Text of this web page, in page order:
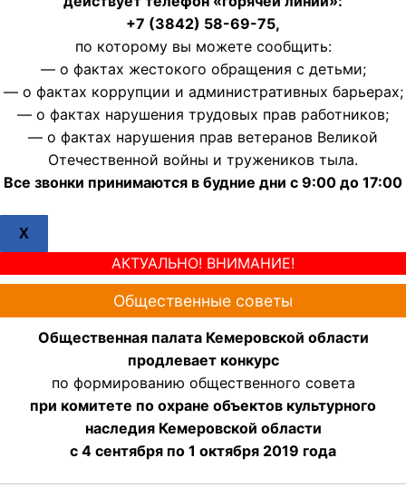
+7 (3842) 58-69-75,
по которому вы можете сообщить:
— о фактах жестокого обращения с детьми;
— о фактах коррупции и административных барьерах;
— о фактах нарушения трудовых прав работников;
— о фактах нарушения прав ветеранов Великой
Отечественной войны и тружеников тыла.
Все звонки принимаются в будние дни с 9:00 до 17:00
X
АКТУАЛЬНО! ВНИМАНИЕ!
Общественные советы
Общественная палата Кемеровской области
продлевает конкурс
по формированию общественного совета
при комитете по охране объектов культурного
наследия Кемеровской области
с 4 сентября по 1 октября 2019 года